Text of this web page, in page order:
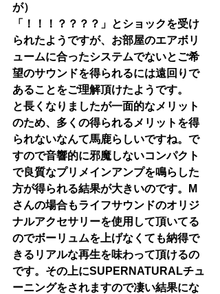
が）
「！！！？？？？」とショックを受け
られたようですが、お部屋のエアボリ
ュームに合ったシステムでないとご希
望のサウンドを得られるには遠回りで
あることをご理解頂けたようです。
と長くなりましたが一面的なメリット
のため、多くの得られるメリットを得
られないなんて馬鹿らしいですね。で
すので音響的に邪魔しないコンパクト
で良質なプリメインアンプを鳴らした
方が得られる結果が大きいのです。M
さんの場合もライフサウンドのオリジ
ナルアクセサリーを使用して頂いてる
のでボーリュムを上げなくても納得で
きるリアルな再生を味わって頂けるの
です。その上にSUPERNATURALチュ
ーニングをされますので凄い結果にな